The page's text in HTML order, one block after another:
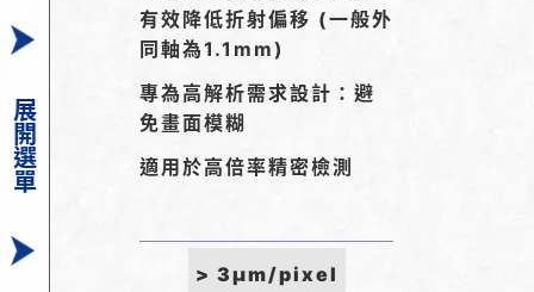
展開選單
有效降低折射偏移 (一般外
同軸為1.1mm)
專為高解析需求設計：避
免畫面模糊
適用於高倍率精密檢測
> 3µm/pixel